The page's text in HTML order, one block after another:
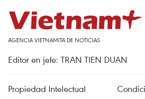
AGENCIA VIETNAMITA DE NOTICIAS
Editor en jefe: TRAN TIEN DUAN
Propiedad Intelectual